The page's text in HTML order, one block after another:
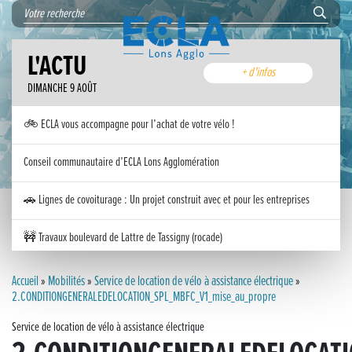
L'ACTU
DIMANCHE 9 AOÛT
+ d'infos
🚲 ECLA vous accompagne pour l’achat de votre vélo !
Conseil communautaire d’ECLA Lons Agglomération
🚗 Lignes de covoiturage : Un projet construit avec et pour les entreprises
🚧 Travaux boulevard de Lattre de Tassigny (rocade)
Inauguration nouvelle station d’épuration (STEP) de Trenal
Accueil» Mobilités»Service de location de vélo à assistance électrique»
2.CONDITIONGENERALEDELOCATION_SPL_MBFC_V1_mise_au_propre
Service de location de vélo à assistance électrique